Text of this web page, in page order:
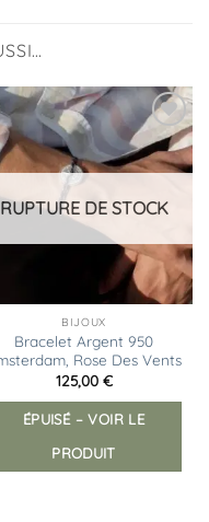
Ajouter
à la
liste
RUPTURE DE STOCK
BIJOUX
Bracelet Argent 950
Rose Des Vents
125,00 €
ÉPUISÉ – VOIR LE
PRODUIT